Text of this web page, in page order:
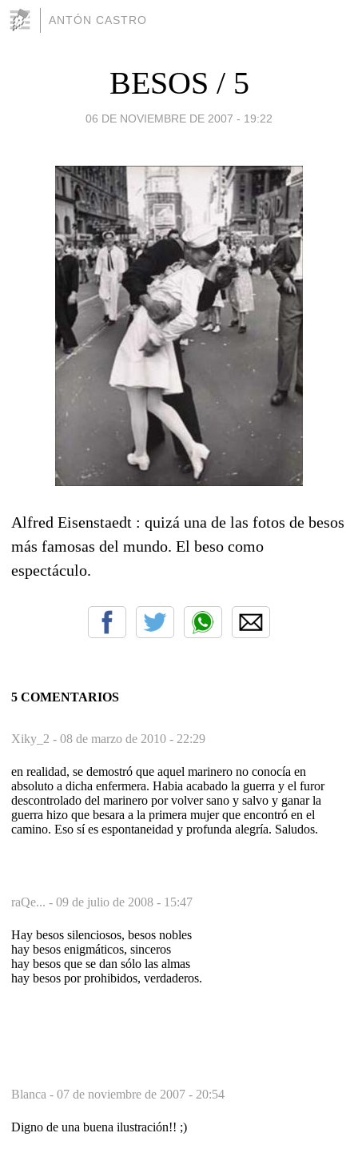
ANTÓN CASTRO
BESOS / 5
06 DE NOVIEMBRE DE 2007 - 19:22
Alfred Eisenstaedt : quizá una de las fotos de besos
más famosas del mundo. El beso como
espectáculo.
5 COMENTARIOS
Xiky_2 - 08 de marzo de 2010 - 22:29
en realidad, se demostró que aquel marinero no conocía en
absoluto a dicha enfermera. Habia acabado la guerra y el furor
descontrolado del marinero por volver sano y salvo y ganar la
guerra hizo que besara a la primera mujer que encontró en el
camino. Eso sí es espontaneidad y profunda alegría. Saludos.
raQe... - 09 de julio de 2008 - 15:47
Hay besos silenciosos, besos nobles
hay besos enigmáticos, sinceros
hay besos que se dan sólo las almas
hay besos por prohibidos, verdaderos.
Blanca - 07 de noviembre de 2007 - 20:54
Digno de una buena ilustración!! ;)